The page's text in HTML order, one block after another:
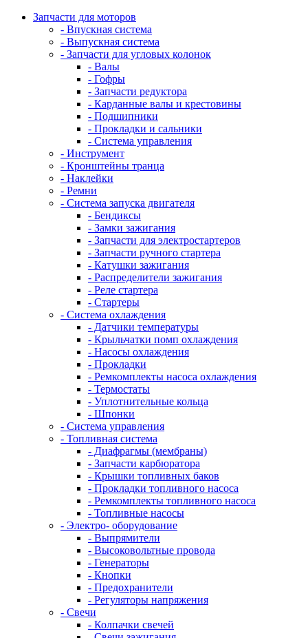
Запчасти для моторов
- Впускная система
- Выпускная система
- Запчасти для угловых колонок
- Валы
- Гофры
- Запчасти редуктора
- Карданные валы и крестовины
- Подшипники
- Прокладки и сальники
- Система управления
- Инструмент
- Кронштейны транца
- Наклейки
- Ремни
- Система запуска двигателя
- Бендиксы
- Замки зажигания
- Запчасти для электростартеров
- Запчасти ручного стартера
- Катушки зажигания
- Распределители зажигания
- Реле стартера
- Стартеры
- Система охлаждения
- Датчики температуры
- Крыльчатки помп охлаждения
- Насосы охлаждения
- Прокладки
- Ремкомплекты насоса охлаждения
- Термостаты
- Уплотнительные кольца
- Шпонки
- Система управления
- Топливная система
- Диафрагмы (мембраны)
- Запчасти карбюратора
- Крышки топливных баков
- Прокладки топливного насоса
- Ремкомплекты топливного насоса
- Топливные насосы
- Электро- оборудование
- Выпрямители
- Высоковольтные провода
- Генераторы
- Кнопки
- Предохранители
- Регуляторы напряжения
- Свечи
- Колпачки свечей